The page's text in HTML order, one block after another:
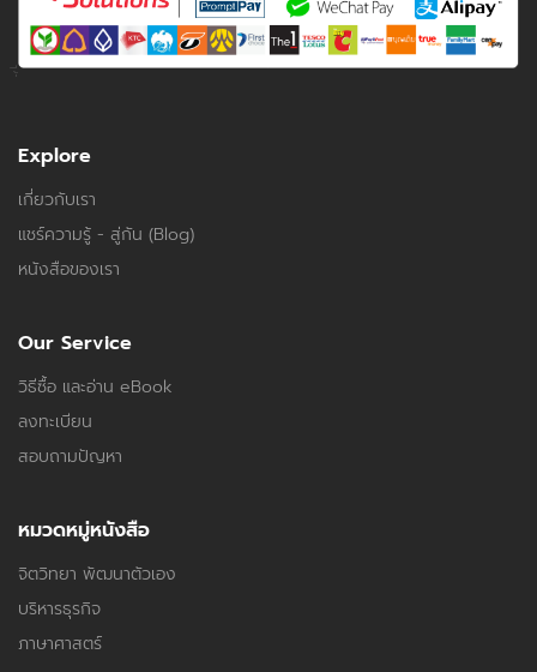
Explore
เกี่ยวกับเรา
แชร์ความรู้ - สู่กัน (Blog)
หนังสือของเรา
Our Service
วิธีซื้อ และอ่าน eBook
ลงทะเบียน
สอบถามปัญหา
หมวดหมู่หนังสือ
จิตวิทยา พัฒนาตัวเอง
บริหารธุรกิจ
ภาษาศาสตร์